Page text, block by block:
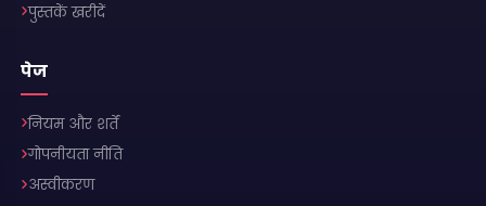
पुस्तकें खरीदें
पेज
नियम और शर्तें
गोपनीयता नीति
अस्वीकरण